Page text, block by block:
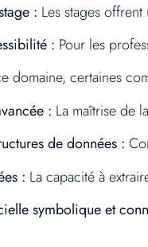
: Les stages
: Pour les
domaine, certaines
: La maîtrise de
de données :
: La capacité à
symbolique et